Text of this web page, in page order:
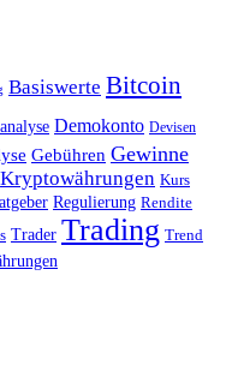
Basiswerte Bitcoin
Demokonto Devisen
Gebühren Gewinne
Kryptowährungen Kurs
Regulierung Rendite
Trader Trading Trend